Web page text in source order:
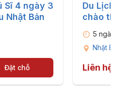
Sĩ 4 ngày 3
Nhật Bản
Đặt chỗ
Du
chào
5
Nhật
Liên hệ